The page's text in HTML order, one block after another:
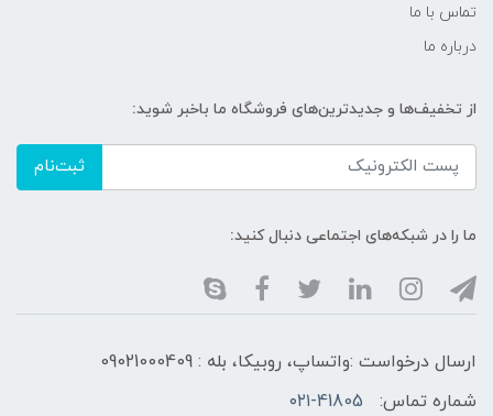
تماس با ما
درباره ما
از تخفیف‌ها و جدیدترین‌های فروشگاه ما باخبر شوید:
ثبت‌نام
ما را در شبکه‌های اجتماعی دنبال کنید:
ارسال درخواست :واتساپ، روبیکا، بله : 09021000409
شماره تماس:
۰۲۱-41805